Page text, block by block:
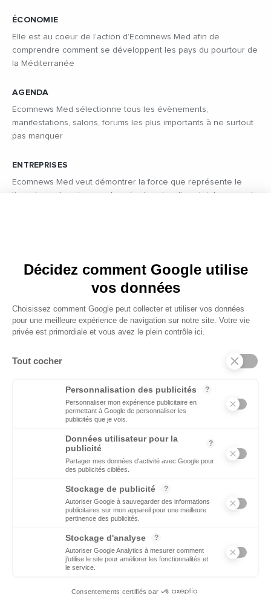
ÉCONOMIE
Elle est au coeur de l’action d’Ecomnews Med afin de
comprendre comment se développent les pays du pourtour de
la Méditerranée
AGENDA
Ecomnews Med sélectionne tous les évènements,
manifestations, salons, forums les plus importants à ne surtout
pas manquer
ENTREPRISES
Ecomnews Med veut démontrer la force que représente le
tissu des entreprises sur tous les bassins d’emploi des pays du
Retrouvez tous les reportages et interviews de terrain réalisés
par nos journalistes professionnels sur les acteurs les plus
dynamiques des pays du pourtour méditerranéen.
EMPLOI
Quels sont les décideurs qui font l’actualité économique et
politique des pays du pourtour de la Méditerranée.
Copyright © 2026 - Tous droits réservés
Qui sommes-nous ?
Mentions légales
Décidez comment Google utilise
vos données
Choisissez comment Google peut collecter et utiliser vos données
pour une meilleure expérience de navigation sur notre site. Votre vie
privée est primordiale et vous avez le plein contrôle ici.
Tout cocher
Personnalisation des publicités ?
Personnaliser mon expérience publicitaire en
permettant à Google de personnaliser les
publicités que je vois.
Données utilisateur pour la
publicité
?
Partager mes données d'activité avec Google pour
des publicités ciblées.
Stockage de publicité ?
Autoriser Google à sauvegarder des informations
publicitaires sur mon appareil pour une meilleure
pertinence des publicités.
Stockage d'analyse ?
Autoriser Google Analytics à mesurer comment
j'utilise le site pour améliorer les fonctionnalités et
le service.
Consentements certifiés par